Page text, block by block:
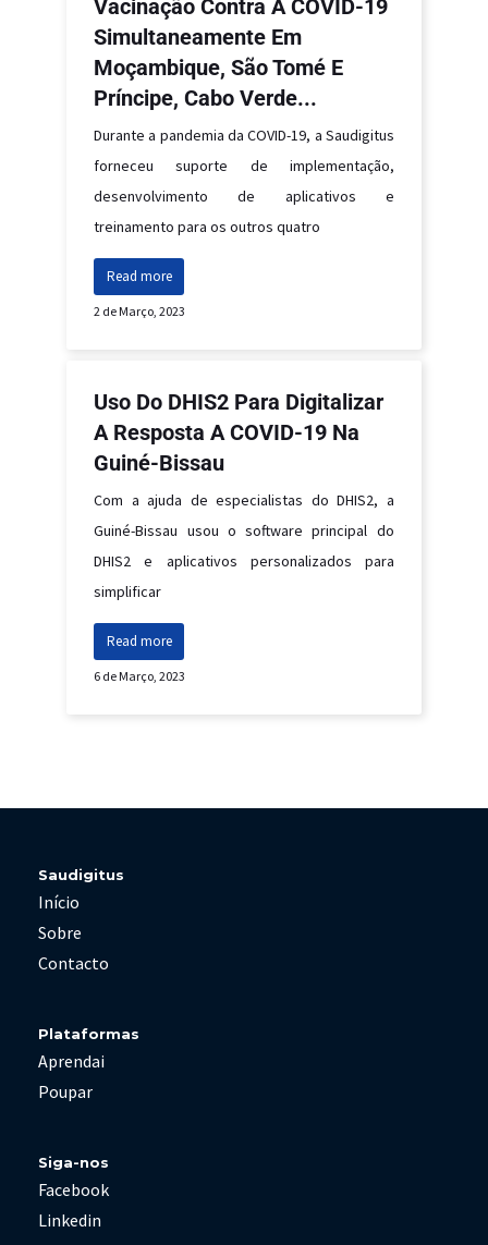
Vacinação Contra A COVID-19
Simultaneamente Em
Moçambique, São Tomé E
Príncipe, Cabo Verde...
Durante a pandemia da COVID-19, a Saudigitus
forneceu suporte de implementação,
desenvolvimento de aplicativos e
treinamento para os outros quatro
Read more
2 de Março, 2023
Uso Do DHIS2 Para Digitalizar
A Resposta A COVID-19 Na
Guiné-Bissau
Com a ajuda de especialistas do DHIS2, a
Guiné-Bissau usou o software principal do
DHIS2 e aplicativos personalizados para
simplificar
Read more
6 de Março, 2023
Saudigitus
Início
Sobre
Contacto
Plataformas
Aprendai
Poupar
Siga-nos
Facebook
Linkedin